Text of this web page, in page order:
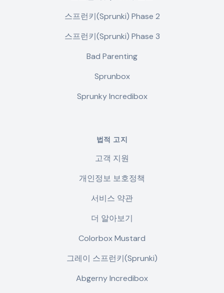
스프런키(Sprunki) Phase 2
스프런키(Sprunki) Phase 3
Bad Parenting
Sprunbox
Sprunky Incredibox
법적 고지
고객 지원
개인정보 보호정책
서비스 약관
더 알아보기
Colorbox Mustard
그레이 스프런키(Sprunki)
Abgerny Incredibox